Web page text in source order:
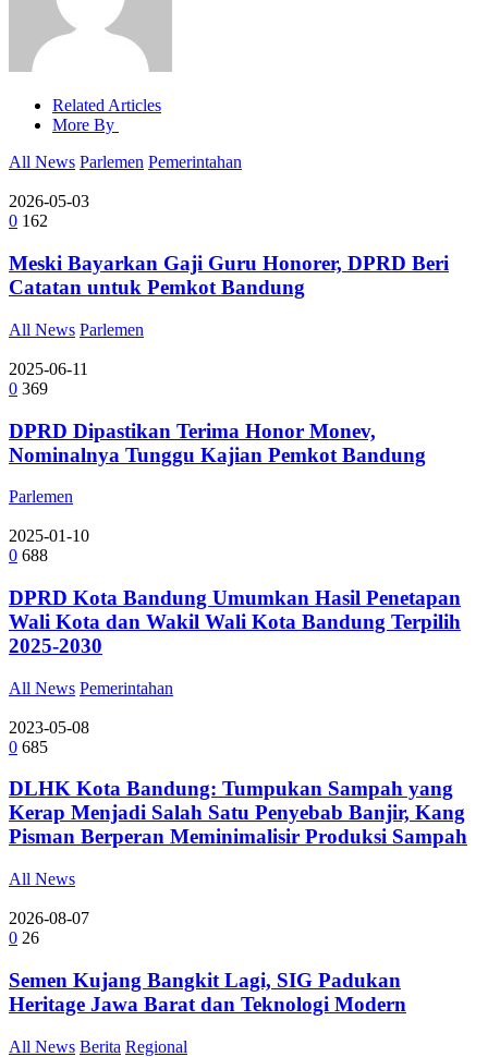
Related Articles
More By
All News Parlemen Pemerintahan
2026-05-03
0 162
Meski Bayarkan Gaji Guru Honorer, DPRD Beri
Catatan untuk Pemkot Bandung
All News Parlemen
2025-06-11
0 369
DPRD Dipastikan Terima Honor Monev,
Nominalnya Tunggu Kajian Pemkot Bandung
Parlemen
2025-01-10
0 688
DPRD Kota Bandung Umumkan Hasil Penetapan
Wali Kota dan Wakil Wali Kota Bandung Terpilih
2025-2030
All News Pemerintahan
2023-05-08
0 685
DLHK Kota Bandung: Tumpukan Sampah yang
Kerap Menjadi Salah Satu Penyebab Banjir, Kang
Pisman Berperan Meminimalisir Produksi Sampah
All News
2026-08-07
0 26
Semen Kujang Bangkit Lagi, SIG Padukan
Heritage Jawa Barat dan Teknologi Modern
All News Berita Regional